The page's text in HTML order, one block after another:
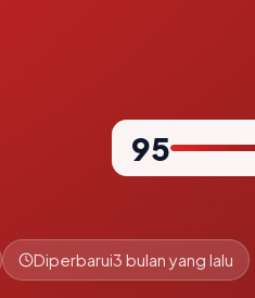
95
Diperbarui3 bulan yang lalu